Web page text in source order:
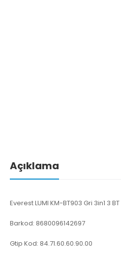
Açıklama
Everest LUMI KM-BT903 Gri 3in1 3
Barkod: 8680096142697
Gtip Kod: 84.71.60.60.90.00